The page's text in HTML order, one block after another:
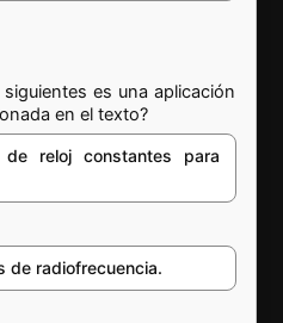
siguientes es una aplicación
en el texto?
de reloj constantes para
de radiofrecuencia.